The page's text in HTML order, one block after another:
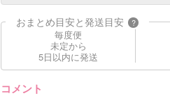
おまとめ目安と発送目安 ?
毎度便
未定から
5日以内に発送
コメント